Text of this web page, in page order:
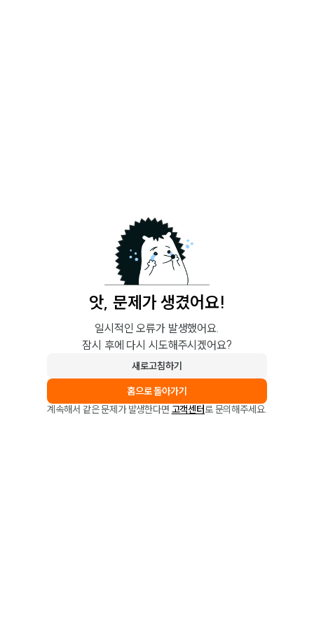
앗, 문제가 생겼어요!
일시적인 오류가 발생했어요.
잠시 후에 다시 시도해주시겠어요?
새로고침하기
홈으로 돌아가기
계속해서 같은 문제가 발생한다면 고객센터로 문의해주세요.